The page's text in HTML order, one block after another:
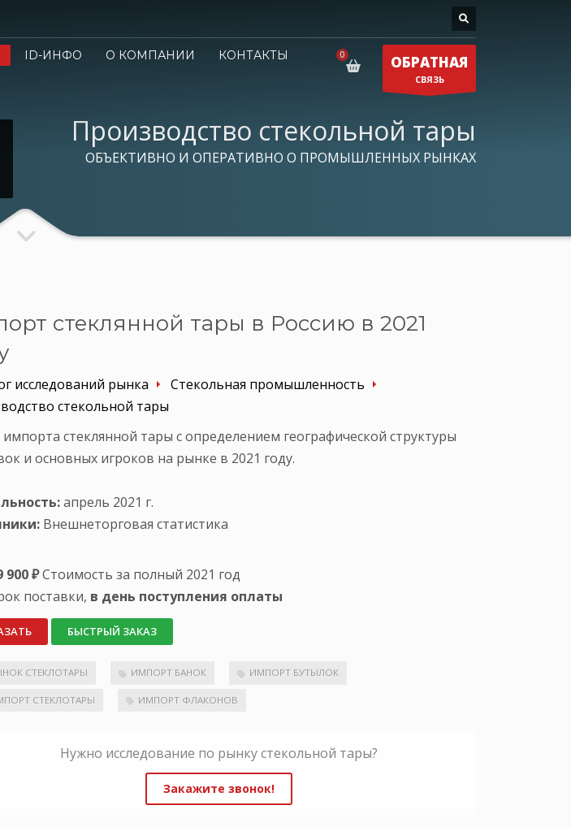
ID-ИНФО О КОМПАНИИ
КОНТАКТЫ
ОБРАТНАЯ
СВЯЗЬ
Производство стекольной тары
ОБЪЕКТИВНО И ОПЕРАТИВНО О ПРОМЫШЛЕННЫХ РЫНКАХ
стеклянной тары в Россию в 2021
исследований рынка
Стекольная промышленность
стекольной тары
стеклянной тары с определением географической структуры
и основных игроков на рынке в 2021 году.
апрель 2021 г.
Внешнеторговая статистика
900 ₽Стоимость за полный 2021 год
поставки, в день поступления оплаты
БЫСТРЫЙ ЗАКАЗ
СТЕКЛОТАРЫ ИМПОРТ БАНОК ИМПОРТ БУТЫЛОК
СТЕКЛОТАРЫ ИМПОРТ ФЛАКОНОВ
Нужно исследование по рынку стекольной тары?
Закажите звонок!